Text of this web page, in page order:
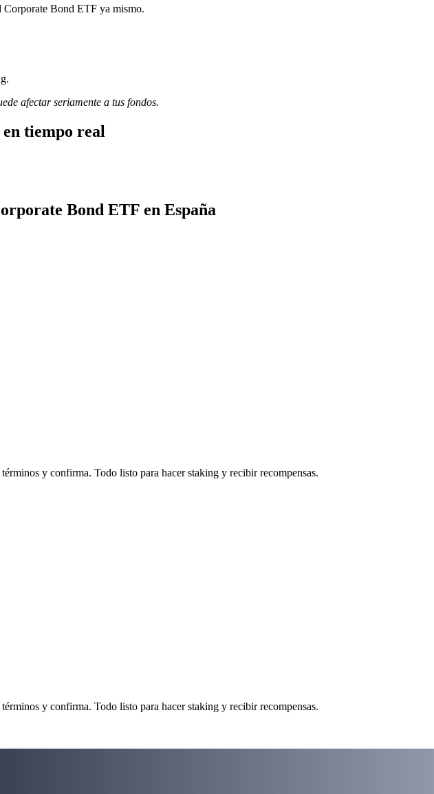
Corporate Bond ETF ya mismo.
afectar seriamente a tus fondos.
tiempo real
Bond ETF en España
y confirma. Todo listo para hacer staking y recibir recompensas.
y confirma. Todo listo para hacer staking y recibir recompensas.